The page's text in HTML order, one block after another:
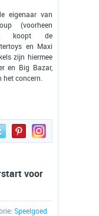
eigenaar van
(voorheen
koopt de
en Maxi
zijn hiermee
en Big Bazar,
het concern.
voor
Speelgoed